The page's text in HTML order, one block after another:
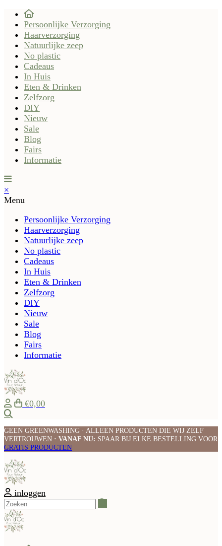
Persoonlijke Verzorging
Haarverzorging
Natuurlijke zeep
No plastic
Cadeaus
In Huis
Eten & Drinken
Zelfzorg
DIY
Nieuw
Sale
Blog
Fairs
Informatie
×
Menu
Persoonlijke Verzorging
Haarverzorging
Natuurlijke zeep
No plastic
Cadeaus
In Huis
Eten & Drinken
Zelfzorg
DIY
Nieuw
Sale
Blog
Fairs
Informatie
€0,00
GEEN GREENWASHING · ALLEEN PRODUCTEN DIE WIJ ZELF
VERTROUWEN · VANAF NU: SPAAR BIJ ELKE BESTELLING VOOR
GRATIS PRODUCTEN
inloggen